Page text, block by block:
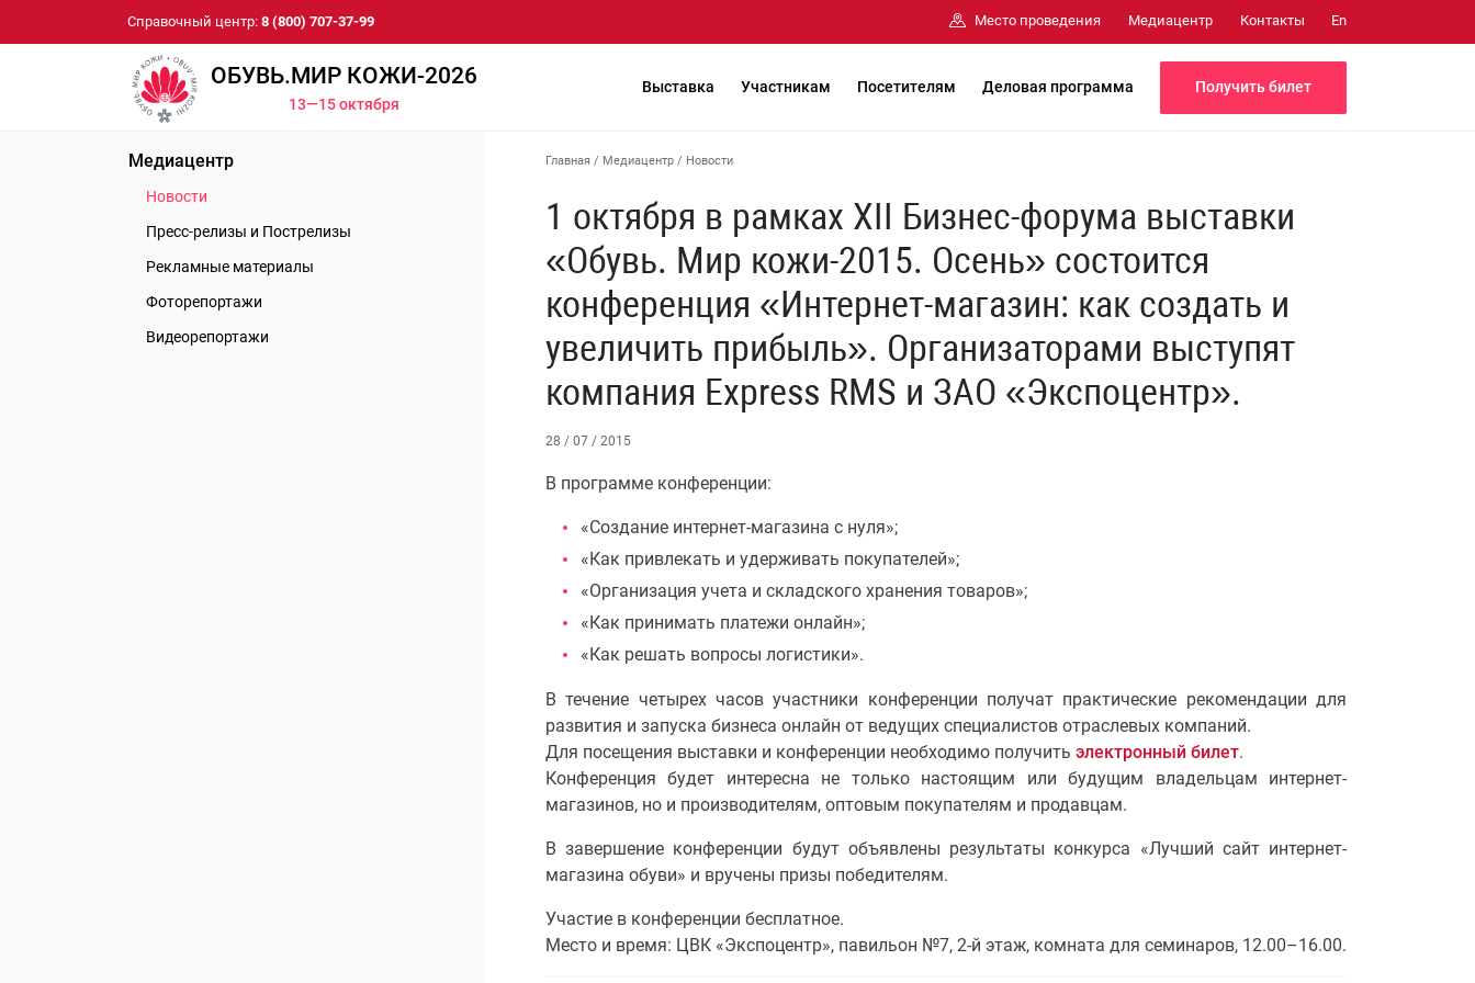
Справочный центр: 8 (800) 707-37-99 Место проведения Медиацентр Контакты En
ОБУВЬ.МИР КОЖИ-2026
13—15 октября
Выставка Участникам Посетителям Деловая программа Получить билет
Медиацентр
Новости
Пресс-релизы и Пострелизы
Рекламные материалы
Фоторепортажи
Видеорепортажи
Главная / Медиацентр / Новости
1 октября в рамках XII Бизнес-форума выставки
«Обувь. Мир кожи-2015. Осень» состоится
конференция «Интернет-магазин: как создать и
увеличить прибыль». Организаторами выступят
компания Express RMS и ЗАО «Экспоцентр».
28 / 07 / 2015
В программе конференции:
«Создание интернет-магазина с нуля»;
«Как привлекать и удерживать покупателей»;
«Организация учета и складского хранения товаров»;
«Как принимать платежи онлайн»;
«Как решать вопросы логистики».
В течение четырех часов участники конференции получат практические рекомендации для
развития и запуска бизнеса онлайн от ведущих специалистов отраслевых компаний.
Для посещения выставки и конференции необходимо получить электронный билет.
Конференция будет интересна не только настоящим или будущим владельцам интернет-
магазинов, но и производителям, оптовым покупателям и продавцам.
В завершение конференции будут объявлены результаты конкурса «Лучший сайт интернет-
магазина обуви» и вручены призы победителям.
Участие в конференции бесплатное.
Место и время: ЦВК «Экспоцентр», павильон №7, 2-й этаж, комната для семинаров, 12.00–16.00.